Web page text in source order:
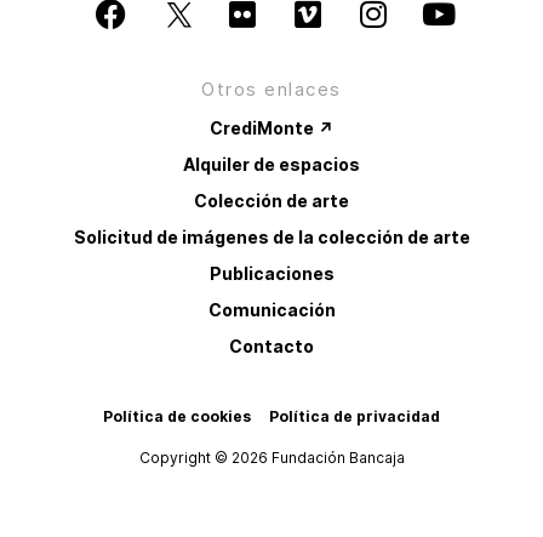
Otros enlaces
CrediMonte ↗
Alquiler de espacios
Colección de arte
Solicitud de imágenes de la colección de arte
Publicaciones
Comunicación
Contacto
Política de cookies Política de privacidad
Copyright © 2026 Fundación Bancaja